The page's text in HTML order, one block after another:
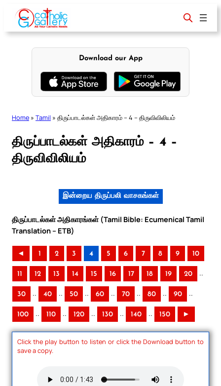
content
Download our App
Home » Tamil » திருப்பாடல்கள் அதிகாரம் – 4 – திருவிவிலியம்
திருப்பாடல்கள் அதிகாரம் – 4 –
திருவிவிலியம்
இன்றைய திருப்பலி வாசகங்கள்
திருப்பாடல்கள் அதிகாரங்கள் (Tamil Bible: Ecumenical Tamil
Translation – ETB)
◄ 1 2 3 4 5 6 7 8 9 10
11 12 13 14 15 16 17 18 19 20 ..
30 .. 40 .. 50 .. 60 .. 70 .. 80 .. 90 ..
100 .. 110 .. 120 .. 130 .. 140 .. 150 ►
Click the play button to listen or click the Download button to
save a copy.